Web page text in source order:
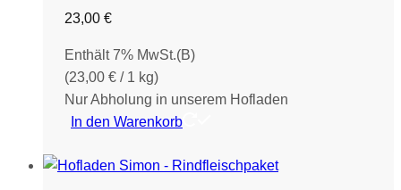
23,00 €
Enthält 7% MwSt.(B)
(23,00 € / 1 kg)
Nur Abholung in unserem Hofladen
In den Warenkorb